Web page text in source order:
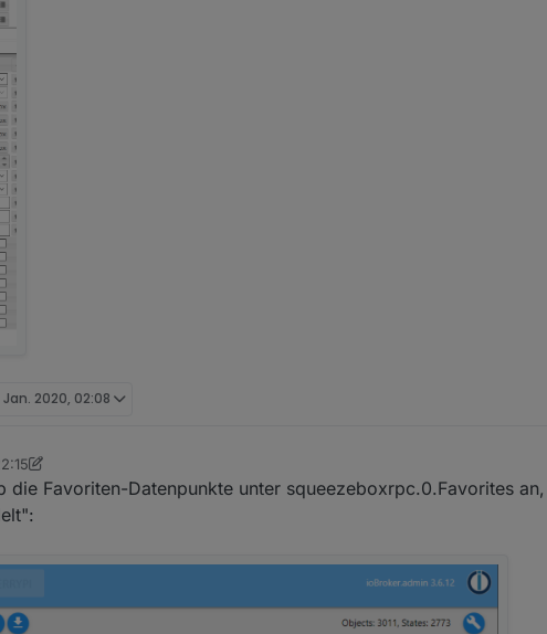
Jan. 2020, 02:08
1. März 2020, 23:16
die Favoriten-Datenpunkte unter squeezeboxrpc.0.Favorites